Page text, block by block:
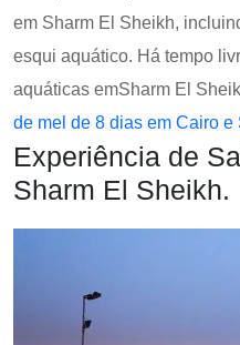
em Sharm El Sheikh,
esqui aquático. Há tempo
aquáticas emSharm El
de mel de 8 dias em Cairo e
Experiência de
Sharm El Sheikh.